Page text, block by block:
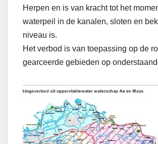
Herpen en is van kracht tot het
waterpeil in de kanalen, sloten en
niveau is.
Het verbod is van toepassing op de
gearceerde gebieden op